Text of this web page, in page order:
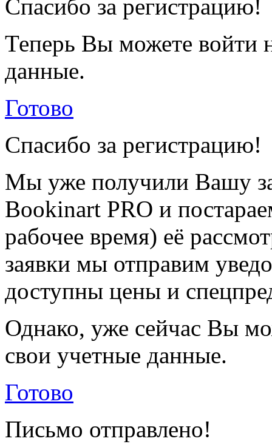
Спасибо за регистрацию!
Теперь Вы можете войти
данные.
Готово
Спасибо за регистрацию!
Мы уже получили Вашу
Bookinart PRO и
рабочее время) её
заявки мы отправим
доступны цены и
Однако, уже сейчас Вы
свои учетные данные.
Готово
Письмо отправлено!